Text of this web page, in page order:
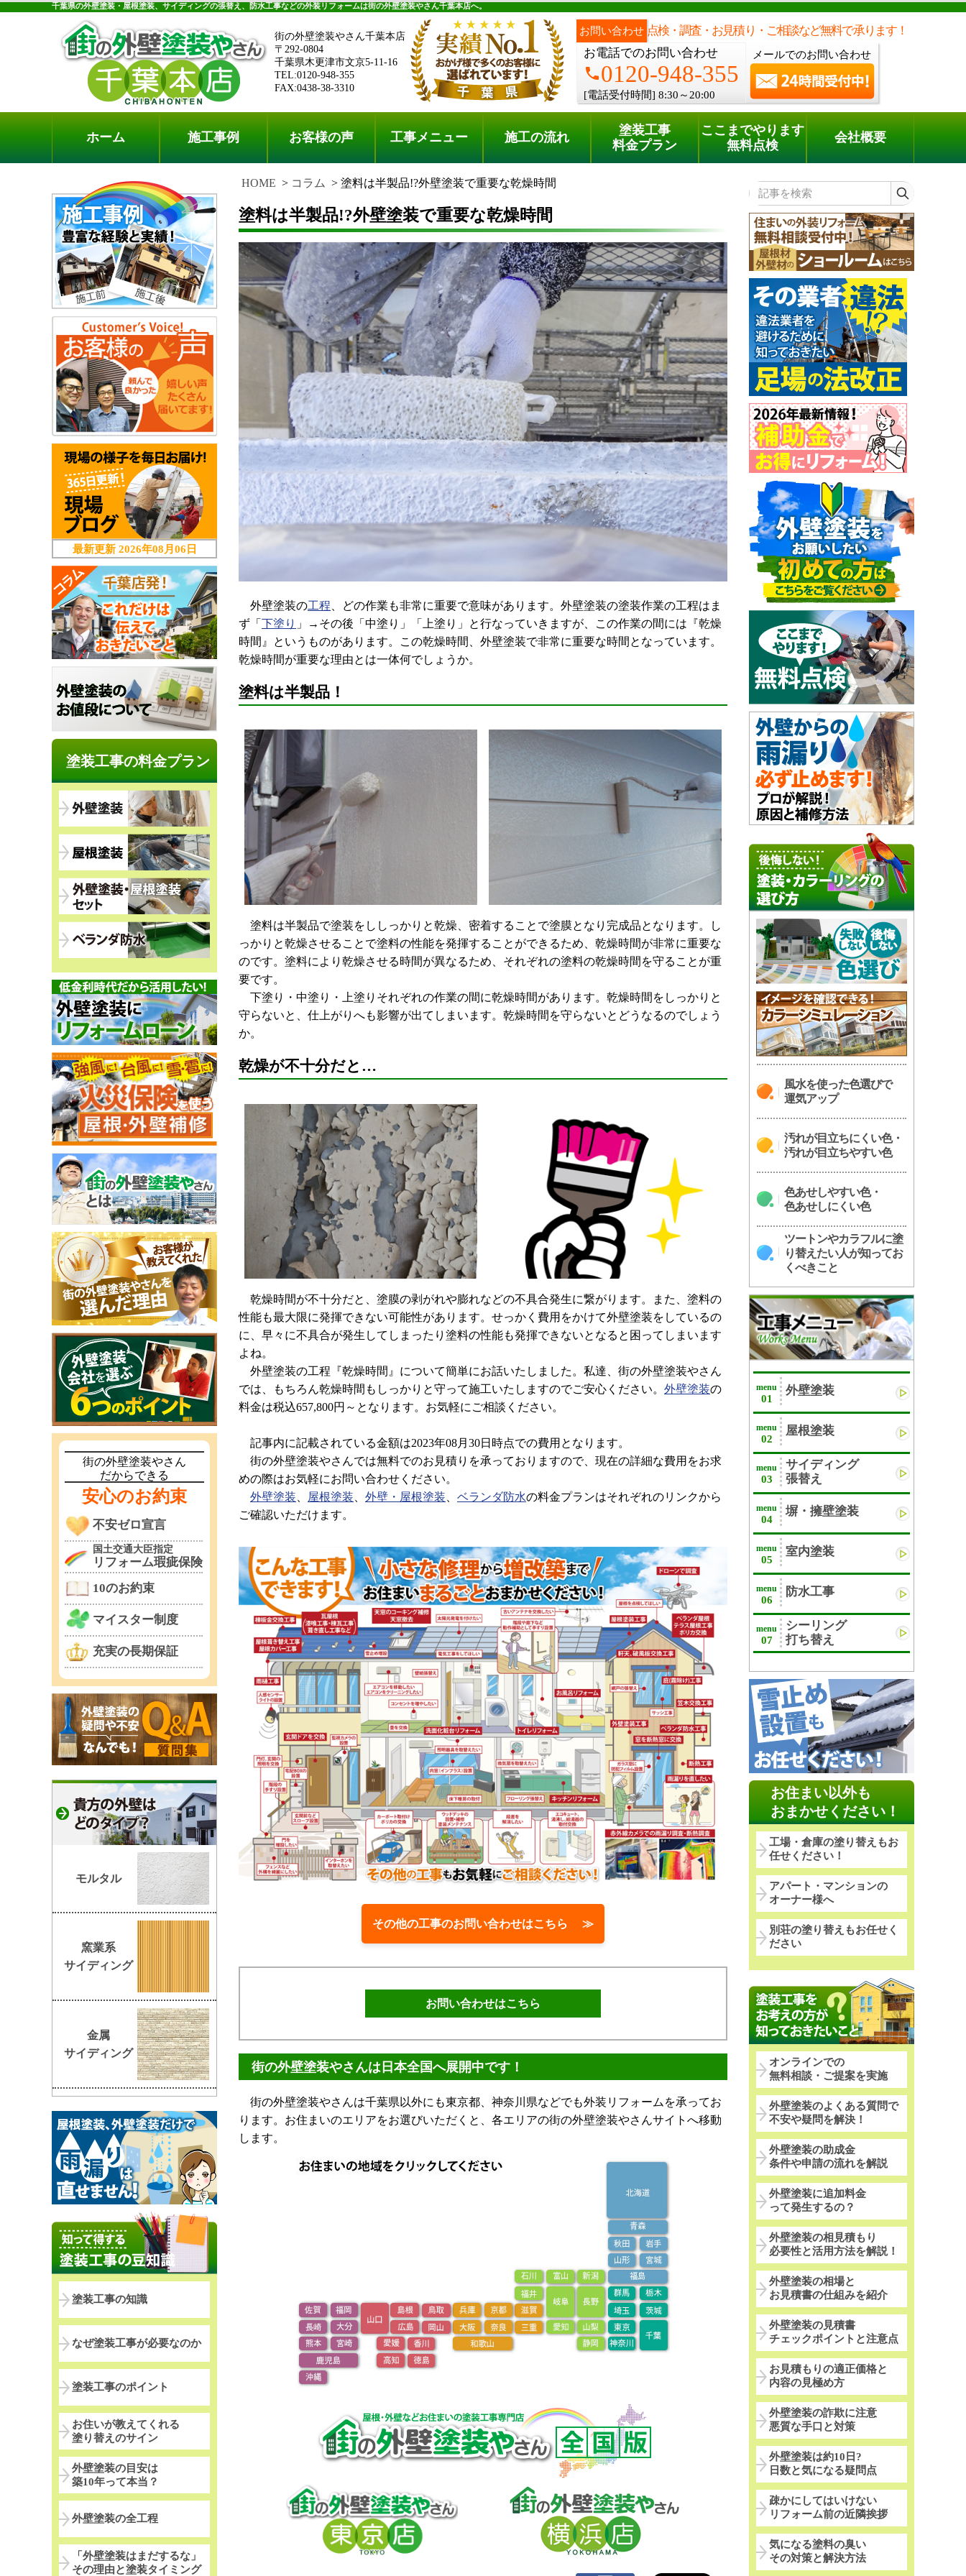
千葉県の外壁塗装・屋根塗装、サイディングの張替え、防水工事などの外装リフォームは街の外壁塗装やさん千葉本店へ。
街の外壁塗装やさん千葉本店
〒292-0804
千葉県木更津市文京5-11-16
TEL:0120-948-355
FAX:0438-38-3310
お問い合わせ 点検・調査・お見積り・ご相談など無料で承ります！
お電話でのお問い合わせ
phone0120-948-355
[電話受付時間] 8:30～20:00
メールでのお問い合わせ
料金プラン 無料点検
電話でのご相談 [8:30～20:00]
phone0120-948-355
ホーム 施工事例 お客様の声 工事メニュー 施工の流れ
塗装工事
料金プラン
ここまでやります
無料点検
会社概要
HOME コラム 塗料は半製品!?外壁塗装で重要な乾燥時間
塗料は半製品!?外壁塗装で重要な乾燥時間
外壁塗装の工程 、どの作業も非常に重要で意味があります。外壁塗装の塗装作業の工程はま
ず「 下塗り 」→その後「中塗り」「上塗り」と行なっていきますが、この作業の間には『乾燥
時間』というものがあります。この乾燥時間、外壁塗装で非常に重要な時間となっています。
乾燥時間が重要な理由とは一体何でしょうか。
塗料は半製品！
塗料は半製品で塗装をししっかりと乾燥、密着することで塗膜となり完成品となります。し
っかりと乾燥させることで塗料の性能を発揮することができるため、乾燥時間が非常に重要な
のです。塗料により乾燥させる時間が異なるため、それぞれの塗料の乾燥時間を守ることが重
要です。
下塗り・中塗り・上塗りそれぞれの作業の間に乾燥時間があります。乾燥時間をしっかりと
守らないと、仕上がりへも影響が出てしまいます。乾燥時間を守らないとどうなるのでしょう
か。
乾燥が不十分だと…
乾燥時間が不十分だと、塗膜の剥がれや膨れなどの不具合発生に繋がります。また、塗料の
性能も最大限に発揮できない可能性があります。せっかく費用をかけて外壁塗装をしているの
に、早々に不具合が発生してしまったり塗料の性能も発揮できないとなると困ってしまいます
よね。
外壁塗装の工程『乾燥時間』について簡単にお話いたしました。私達、街の外壁塗装やさん
では、もちろん乾燥時間もしっかりと守って施工いたしますのでご安心ください。 外壁塗装の
料金は税込657,800円～となります。お気軽にご相談ください。
記事内に記載されている金額は2023年08月30日時点での費用となります。
街の外壁塗装やさんでは無料でのお見積りを承っておりますので、現在の詳細な費用をお求
めの際はお気軽にお問い合わせください。
外壁塗装
屋根塗装 外壁・屋根塗装 ベランダ防水の料金プランはそれぞれのリンクから
ご確認いただけます。
その他の工事のお問い合わせはこちら ≫
お問い合わせはこちら
街の外壁塗装やさんは日本全国へ展開中です！
街の外壁塗装やさんは千葉県以外にも東京都、神奈川県などでも外装リフォームを承ってお
ります。お住まいのエリアをお選びいただくと、各エリアの街の外壁塗装やさんサイトへ移動
します。
記事を検索
風水を使った色選びで
運気アップ
汚れが目立ちにくい色・
汚れが目立ちやすい色
色あせしやすい色・
色あせしにくい色
ツートンやカラフルに塗
り替えたい人が知ってお
くべきこと
menu
01
外壁塗装
menu
02
屋根塗装
menu
03
サイディング
張替え
menu
04
塀・擁壁塗装
menu
05
室内塗装
menu
06
防水工事
menu
07
シーリング
打ち替え
お住まい以外も
おまかせください！
工場・倉庫の塗り替えもお
任せください！
アパート・マンションの
オーナー様へ
別荘の塗り替えもお任せく
ださい
オンラインでの
無料相談・ご提案を実施
外壁塗装のよくある質問で
不安や疑問を解決！
外壁塗装の助成金
条件や申請の流れを解説
外壁塗装に追加料金
って発生するの？
外壁塗装の相見積もり
必要性と活用方法を解説！
外壁塗装の相場と
お見積書の仕組みを紹介
外壁塗装の見積書
チェックポイントと注意点
お見積もりの適正価格と
内容の見極め方
外壁塗装の詐欺に注意
悪質な手口と対策
外壁塗装は約10日?
日数と気になる疑問点
疎かにしてはいけない
リフォーム前の近隣挨拶
気になる塗料の臭い
その対策と解決方法
最新更新 2026年08月06日
塗装工事の料金プラン
街の外壁塗装やさん
だからできる
安心のお約束
不安ゼロ宣言
国土交通大臣指定
リフォーム瑕疵保険
10のお約束
マイスター制度
充実の長期保証
モルタル
窯業系
サイディング
金属
サイディング
塗装工事の知識
なぜ塗装工事が必要なのか
塗装工事のポイント
お住いが教えてくれる
塗り替えのサイン
外壁塗装の目安は
築10年って本当？
外壁塗装の全工程
「外壁塗装はまだするな」
その理由と塗装タイミング